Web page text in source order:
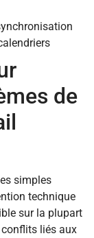
de
simples
technique
sur la plupart
liés aux